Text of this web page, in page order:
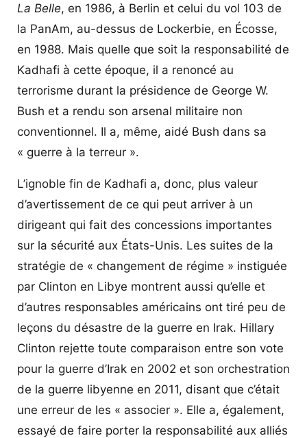
La Belle, en 1986, à Berlin et celui du vol 103 de
la PanAm, au-dessus de Lockerbie, en Écosse,
en 1988. Mais quelle que soit la responsabilité de
Kadhafi à cette époque, il a renoncé au
terrorisme durant la présidence de George W.
Bush et a rendu son arsenal militaire non
conventionnel. Il a, même, aidé Bush dans sa
« guerre à la terreur ».
L’ignoble fin de Kadhafi a, donc, plus valeur
d’avertissement de ce qui peut arriver à un
dirigeant qui fait des concessions importantes
sur la sécurité aux États-Unis. Les suites de la
stratégie de « changement de régime » instiguée
par Clinton en Libye montrent aussi qu’elle et
d’autres responsables américains ont tiré peu de
leçons du désastre de la guerre en Irak. Hillary
Clinton rejette toute comparaison entre son vote
pour la guerre d’Irak en 2002 et son orchestration
de la guerre libyenne en 2011, disant que c’était
une erreur de les « associer ». Elle a, également,
essayé de faire porter la responsabilité aux alliés